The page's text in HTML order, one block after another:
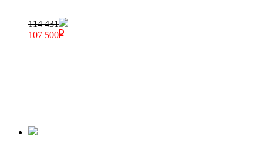
114 431
107 500